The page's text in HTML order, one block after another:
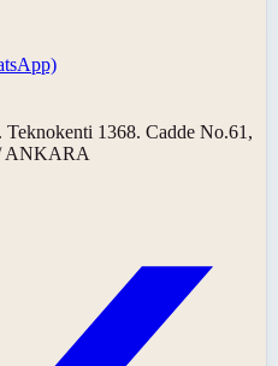
1368. Cadde No.61,
ANKARA